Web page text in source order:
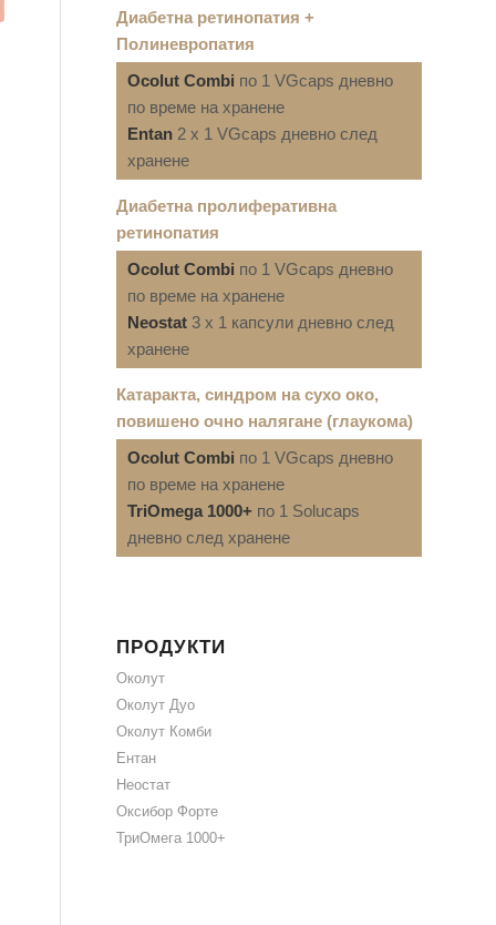
Диабетна ретинопатия +
Полиневропатия
Ocolut Combi по 1 VGcaps дневно
по време на хранене
Entan 2 x 1 VGcaps дневно след
хранене
Диабетна пролиферативна
ретинопатия
Ocolut Combi по 1 VGcaps дневно
по време на хранене
Neostat 3 x 1 капсули дневно след
хранене
Катаракта, синдром на сухо око,
повишено очно налягане (глаукома)
Ocolut Combi по 1 VGcaps дневно
по време на хранене
TriOmega 1000+ по 1 Solucaps
дневно след хранене
ПРОДУКТИ
Околут
Околут Дуо
Околут Комби
Ентан
Неостат
Оксибор Форте
ТриОмега 1000+